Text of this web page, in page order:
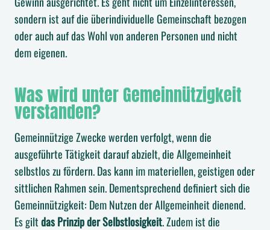
sondern ist auf die überindividuelle Gemeinschaft bezogen
oder auch auf das Wohl von anderen Personen und nicht
dem eigenen.
Was wird unter Gemeinnützigkeit
verstanden?
Gemeinnützige Zwecke werden verfolgt, wenn die
ausgeführte Tätigkeit darauf abzielt, die Allgemeinheit
selbstlos zu fördern. Das kann im materiellen, geistigen oder
sittlichen Rahmen sein. Dementsprechend definiert sich die
Gemeinnützigkeit: Dem Nutzen der Allgemeinheit dienend.
Es giltdas Prinzip der Selbstlosigkeit. Zudem ist die